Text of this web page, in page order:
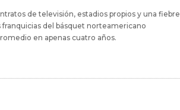
de televisión, estadios propios y una fiebre
franquicias del básquet norteamericano
en apenas cuatro años.